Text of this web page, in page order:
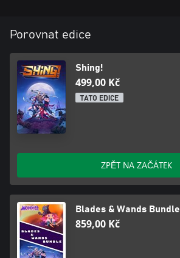
Porovnat edice
Shing!
499,00 Kč
TATO EDICE
ZPĚT NA ZAČÁTEK
Blades & Wands Bundle
859,00 Kč